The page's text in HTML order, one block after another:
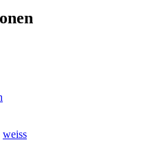
weiss